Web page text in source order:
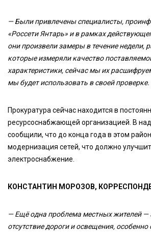
— Были привлечены специалисты,
«Россети Янтарь» и в рамках
они произвели замеры в течение недели,
которые измеряли качество
характеристики, сейчас мы их
мы будет использовать в своей проверке.
Прокуратура сейчас находится в
ресурсоснабжающей организацией. В
сообщили, что до конца года в этом
модернизация сетей, что должно
электроснабжение.
КОНСТАНТИН МОРОЗОВ,
— Ещё одна проблема местных жителей —
отсутствие дороги и освещения, особенно